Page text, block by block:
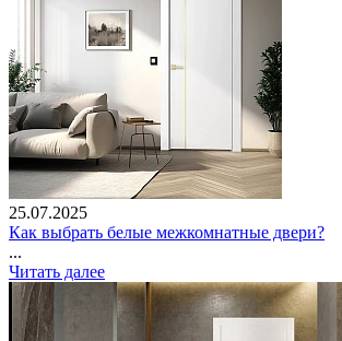
25.07.2025
Как выбрать белые межкомнатные двери?
...
Читать далее